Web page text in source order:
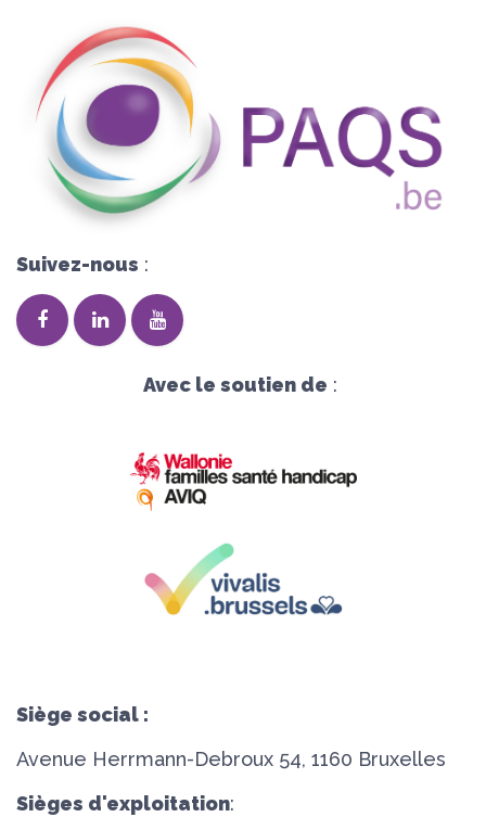
Suivez-nous :
Avec le soutien de :
Siège social :
Avenue Herrmann-Debroux 54, 1160 Bruxelles
Sièges d'exploitation: